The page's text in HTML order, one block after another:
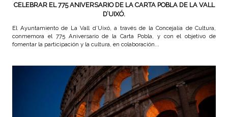
CELEBRAR EL 775 ANIVERSARIO DE LA CARTA POBLA DE LA VALL
D’UIXÓ.
El Ayuntamiento de La Vall d’Uixó, a través de la Concejalía de Cultura,
conmemora el 775 Aniversario de la Carta Pobla, y con el objetivo de
fomentar la participación y la cultura, en colaboración...